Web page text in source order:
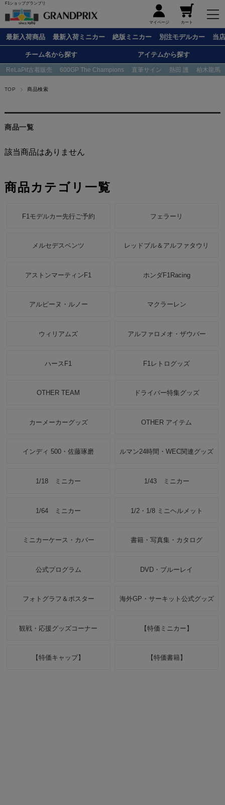
F1ショップグランプリ
マイページ カート
最新入荷商品 最新入荷ミニカー 絶版ミニカー 別注モデルカー 当
チーム名から探す アイテムから探す
ReLaPit古着販売 600GP The Champions 直筆サイン 熱田 護 柏木龍馬
TOP 商品検索
商品一覧
該当商品はありません
商品カテゴリ一覧
F1モデルカー先行ご予約 フェラーリ
メルセデスベンツ レッドブル＆アルファタウリ
アストンマーティンF1 ホンダF1Racing
アルピーヌ・ルノー マクラーレン
ウィリアムズ アルファロメオ・ザウバー
ハースF1 F1レトログッズ
OTHER TEAM ドライバー特集グッズ
カーメーカーグッズ OTHER アイテム
インディ 500・佐藤琢磨 ルマン24時間・WEC関連グッズ
1/18 ミニカー 1/43 ミニカー
1/64 ミニカー 1/2・1/8 ミニヘルメット
ミニカーケース・カバー 書籍・写真集・カタログ
公式プログラム DVD・ブルーレイ
フォトグラフ＆ポスター 海外GP・サーキット公式グッズ
観戦・応援グッズコーナー 【特価ミニカー】
【特価キャップ】 【特価書籍】